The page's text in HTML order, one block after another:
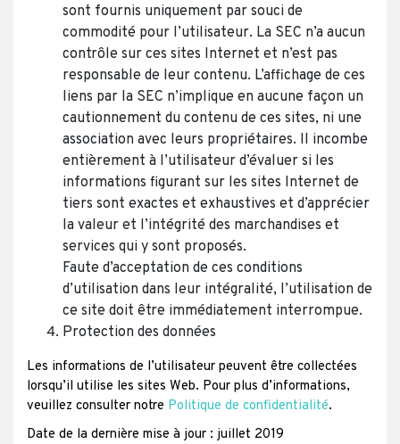
sont fournis uniquement par souci de
commodité pour l’utilisateur. La SEC n’a aucun
contrôle sur ces sites Internet et n’est pas
responsable de leur contenu. L’affichage de ces
liens par la SEC n’implique en aucune façon un
cautionnement du contenu de ces sites, ni une
association avec leurs propriétaires. Il incombe
entièrement à l’utilisateur d’évaluer si les
informations figurant sur les sites Internet de
tiers sont exactes et exhaustives et d’apprécier
la valeur et l’intégrité des marchandises et
services qui y sont proposés.
Faute d’acceptation de ces conditions
d’utilisation dans leur intégralité, l’utilisation de
ce site doit être immédiatement interrompue.
Protection des données
Les informations de l’utilisateur peuvent être collectées
lorsqu’il utilise les sites Web. Pour plus d’informations,
veuillez consulter notre Politique de confidentialité.
Date de la dernière mise à jour : juillet 2019